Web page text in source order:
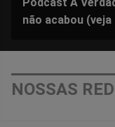
não acabou
NOSSAS